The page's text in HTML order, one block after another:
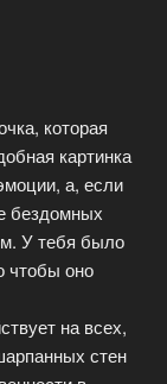
которая
картинка
а, если
бездомных
У тебя было
чтобы оно
на всех,
стен